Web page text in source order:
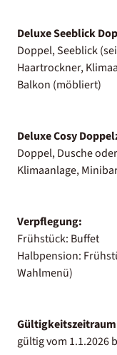
Deluxe Seeblick
Doppel, Seeblick
Haartrockner,
Balkon (möbliert)
Deluxe Cosy
Doppel, Dusche
Klimaanlage,
Verpflegung:
Frühstück: Buffet
Halbpension:
Wahlmenü)
gültig vom 1.1.2026